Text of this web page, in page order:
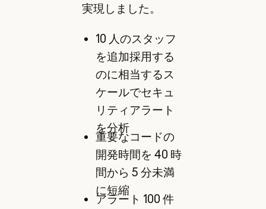
実現しました。
10 人のスタッフ
を追加採用する
のに相当するス
ケールでセキュ
リティアラート
を分析
重要なコードの
開発時間を 40 時
間から 5 分未満
に短縮
アラート 100 件